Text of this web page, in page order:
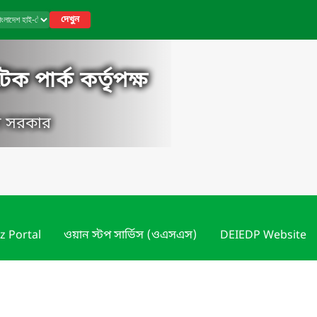
দেখুন
পার্ক কর্তৃপক্ষ
সরকার
Portal ওয়ান স্টপ সার্ভিস (ওএসএস) DEIEDP Website